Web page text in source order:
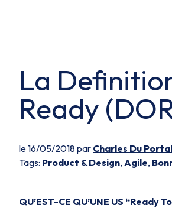
La
Ready
le 16/05/2018 par Charles Du Portal
Tags: Product & Design, Agile,
QU’EST-CE QU’UNE US “Ready